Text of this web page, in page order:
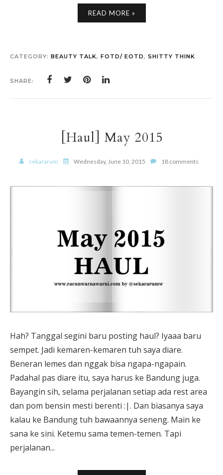
READ MORE »
CATEGORY: BEAUTY TALK, FOTD/ EOTD, SHITTY THINK
SHARE:
[Haul] May 2015
sekararum Wednesday, June 10, 2015 18 comments
Hah? Tanggal segini baru posting haul? Iyaaa baru
sempet. Jadi kemaren-kemaren tuh saya diare.
Beneran lemes dan nggak bisa ngapa-ngapain.
Padahal pas diare itu, saya harus ke Bandung juga.
Bayangin sih, selama perjalanan setiap ada rest area
dan pom bensin mesti berenti :|. Dan biasanya saya
kalau ke Bandung tuh bawaannya seneng. Main ke
sana ke sini. Ketemu sama temen-temen. Tapi
perjalanan...